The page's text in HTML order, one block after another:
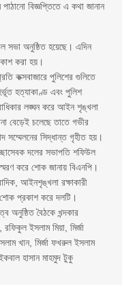
বিজ্ঞপ্তিতে এ কথা জানান
সভা অনুষ্ঠিত হয়েছে। এদিন
করা হয়।
কক্সবাজারে পুলিশের গুলিতে
হত্যাকাণ্ড এবং পুলিশ
লঙ্ঘন করে আইন শৃঙ্খলা
বেড়েই চলেছে তাতে গভীর
সম্মেলনের সিদ্ধান্ত গৃহীত হয়।
দলের সভাপতি শফিউল
স্মরণ করে শোক জানায় বিএনপি।
আইনশৃঙ্খলা রক্ষাকারী
শোক প্রকাশ করে দলটি।
অনুষ্ঠিত বৈঠকে খন্দকার
ইসলাম মিয়া, মির্জা
খান, মির্জা ফখরুল ইসলাম
হাসান মাহমুদ টুকু